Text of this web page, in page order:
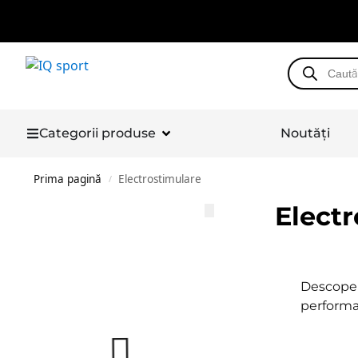
Categorii produse Noutăți
Prima pagină / Electrostimulare